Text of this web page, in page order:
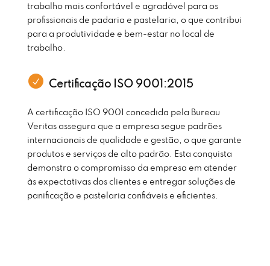
trabalho mais confortável e agradável para os
profissionais de padaria e pastelaria, o que contribui
para a produtividade e bem-estar no local de
trabalho.
Certificação ISO 9001:2015
A certificação ISO 9001 concedida pela Bureau
Veritas assegura que a empresa segue padrões
internacionais de qualidade e gestão, o que garante
produtos e serviços de alto padrão. Esta conquista
demonstra o compromisso da empresa em atender
às expectativas dos clientes e entregar soluções de
panificação e pastelaria confiáveis e eficientes.